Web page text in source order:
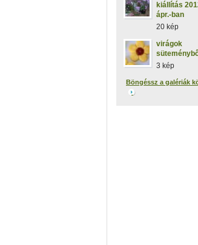
kiállítás
ápr.-ban
20 kép
virágok
3 kép
Böngéssz a galériák